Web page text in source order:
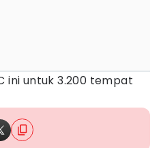
ini untuk 3.200 tempat